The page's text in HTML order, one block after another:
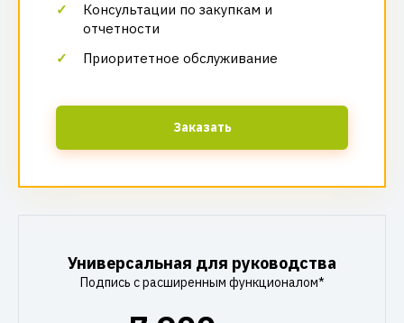
Консультации по закупкам и
отчетности
Приоритетное обслуживание
Заказать
Универсальная для руководства
Подпись с расширенным функционалом*